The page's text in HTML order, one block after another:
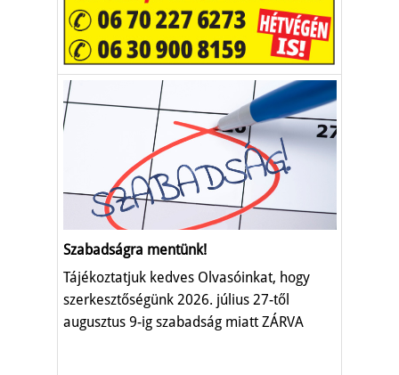
Szabadságra mentünk!
Tájékoztatjuk kedves Olvasóinkat, hogy
szerkesztőségünk 2026. július 27-től
augusztus 9-ig szabadság miatt ZÁRVA